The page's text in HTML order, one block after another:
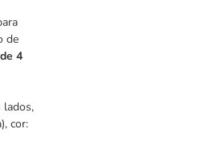
de
4
lados,
cor: